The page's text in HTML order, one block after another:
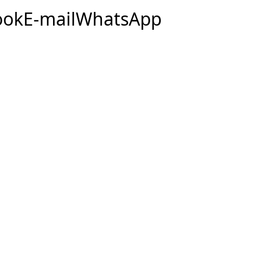
E-mailWhatsApp